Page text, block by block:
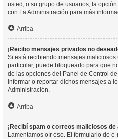
usted, o su grupo de usuarios, la
con La Administración para más
Arriba
¡Recibo mensajes privados no
Si está recibiendo mensajes
particular, puede bloquearlo para que
de las opciones del Panel de Control
informar o reportar dichos mensajes a
Administración.
Arriba
¡Recibí spam o correos maliciosos
Lamentamos oír eso. El formulario de